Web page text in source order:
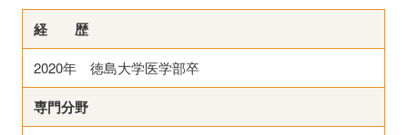
経 歴
2020年 徳島大学医学部卒
専門分野